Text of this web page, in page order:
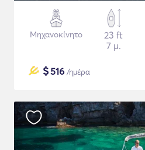
Μηχανοκίνητο
23 ft
7 μ.
$516 /ημέρα